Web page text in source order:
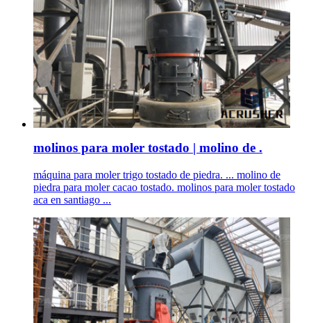
molinos para moler tostado | molino de .
máquina para moler trigo tostado de piedra. ... molino de
piedra para moler cacao tostado. molinos para moler tostado
aca en santiago ...